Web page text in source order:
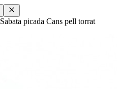
Sabata picada Cans pell torrat